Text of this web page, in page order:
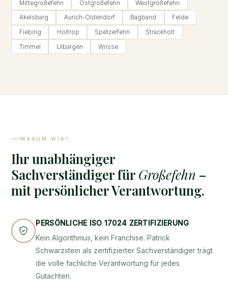
Mittegroßefehn Ostgroßefehn Westgroßefehn
Akelsbarg Aurich-Oldendorf Bagband Felde
Fiebing Holtrop Spetzerfehn Strackholt
Timmel Ulbargen Wrisse
WARUM WIR?
Ihr unabhängiger
Sachverständiger für Großefehn –
mit persönlicher Verantwortung.
PERSÖNLICHE ISO 17024 ZERTIFIZIERUNG
Kein Algorithmus, kein Franchise. Patrick
Schwarzstein als zertifizierter Sachverständiger trägt
die volle fachliche Verantwortung für jedes
Gutachten.